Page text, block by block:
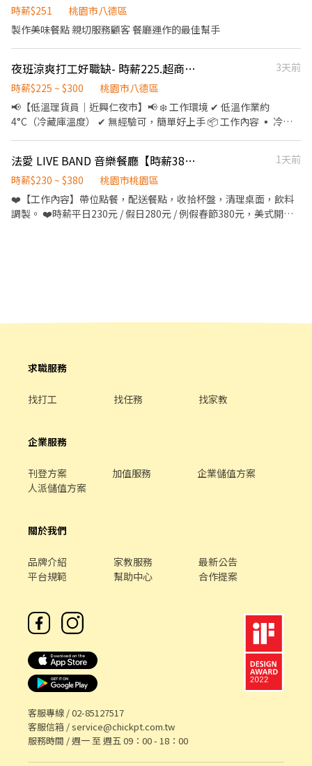
享有三節禮金/禮品😊 ☀️【立即應徵】 ✨✨【快速+瀨報名立即安排
面試】✨✨ ✨聯絡電話:0928927600 ✨瀨傳送門ID：@288ppeza 秦
專員 ✨瀨傳送門：https://lin.ee/v0zNnYT ✨加入後請幫我留言姓
名+電話+出生年月日+職缺截圖✨ ✨名額有限，招滿即停！
時薪$251
桃園市八德區
製作美味餐點 親切服務顧客 餐廳運作的最佳幫手
夜班涼爽打工好職缺- 時薪225.超商飲品理貨
3天前
時薪$225 ~ $300
桃園市八德區
📢【低溫理貨員｜近興仁夜市】📢 ❄️ 工作環境 ✔ 低溫作業約
4°C（冷藏庫溫度） ✔ 無經驗可，簡單好上手 📦 工作內容 ▪ 冷藏
間) （需配合貨量結束） 📅 休假制度 月排休 8 天 ✔ 4 天可自行排休
💰 薪資待遇 時薪 225元.- 📍 工作地點 大溪區新光東路76巷36號.近
興仁夜市 ✨ 職缺優勢 ✅ 免經驗、免學歷 ✅ 工作簡單易學 ✅ 夏夜涼
爽上班 。 ✅ 適合學生打工 📞 立即應徵 高上達／沛沛專員 ☎️ 0905-
750-869 https://lin.ee/8zZz7hS 🔥 名額有限，意者請立即來電或
法愛 LIVE BAND 音樂餐廳【時薪380元】吧檯/外場服務人員【兼職班】【計時班】【日夜校工讀】【假日班】
1天前
時薪$230 ~ $380
桃園市桃園區
❤️【工作內容】帶位點餐，配送餐點，收拾杯盤，清理桌面，飲料
調製。 ❤️時薪平日230元 / 假日280元 / 例假春節380元，美式開放
數均可自由調配。
求職服務
找打工 找任務 找家教
企業服務
刊登方案 加值服務
企業儲值方案
人派儲值方案
關於我們
品牌介紹 家教服務
最新公告
平台規範
幫助中心 合作提案
客服專線 /02-85127517
客服信箱 /service@chickpt.com.tw
服務時間 / 週一 至 週五 09：00 - 18：00